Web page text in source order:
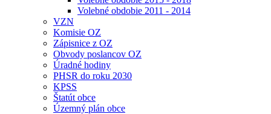
Volebné obdobie 2011 - 2014
VZN
Komisie OZ
Zápisnice z OZ
Obvody poslancov OZ
Úradné hodiny
PHSR do roku 2030
KPSS
Štatút obce
Územný plán obce